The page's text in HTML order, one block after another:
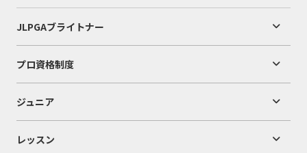
JLPGAブライトナー
プロ資格制度
ジュニア
レッスン